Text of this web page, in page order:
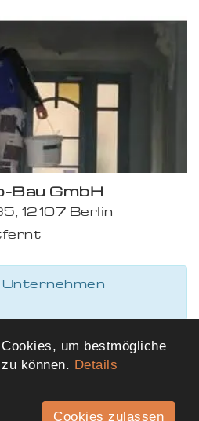
Bau GmbH
12107 Berlin
um bestmögliche
können. Details
Cookies zulassen